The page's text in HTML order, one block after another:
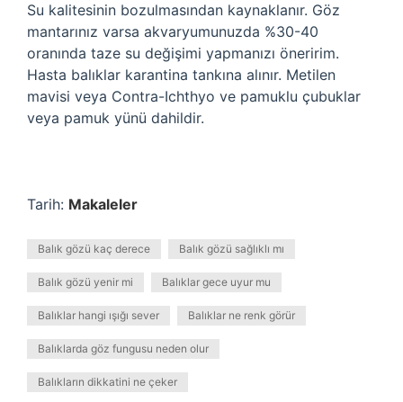
Su kalitesinin bozulmasından kaynaklanır. Göz
mantarınız varsa akvaryumunuzda %30-40
oranında taze su değişimi yapmanızı öneririm.
Hasta balıklar karantina tankına alınır. Metilen
mavisi veya Contra-Ichthyo ve pamuklu çubuklar
veya pamuk yünü dahildir.
Tarih: Makaleler
Balık gözü kaç derece Balık gözü sağlıklı mı
Balık gözü yenir mi Balıklar gece uyur mu
Balıklar hangi ışığı sever Balıklar ne renk görür
Balıklarda göz fungusu neden olur
Balıkların dikkatini ne çeker